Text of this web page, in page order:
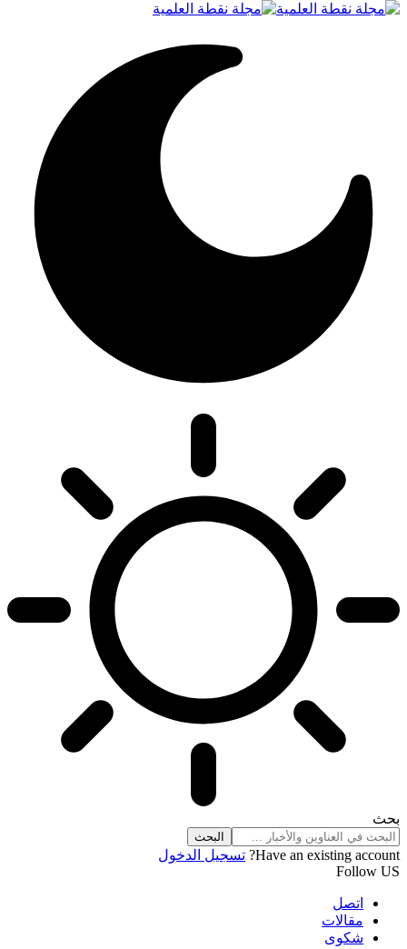
بحث
Have an existing account?
تسجيل الدخول
Follow US
اتصل
مقالات
شكوى